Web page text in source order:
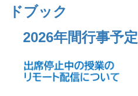
ドブック
2026年間行事予定